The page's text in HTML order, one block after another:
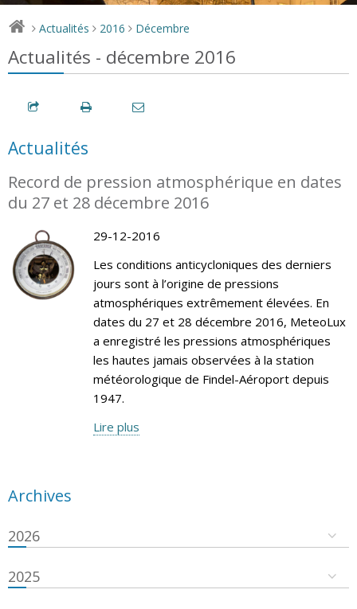
> Actualités > 2016 > Décembre
Actualités - décembre 2016
Actualités
Record de pression atmosphérique en dates
du 27 et 28 décembre 2016
29-12-2016
Les conditions anticycloniques des derniers
jours sont à l’origine de pressions
atmosphériques extrêmement élevées. En
dates du 27 et 28 décembre 2016, MeteoLux
a enregistré les pressions atmosphériques
les hautes jamais observées à la station
météorologique de Findel-Aéroport depuis
1947.
Lire plus
Archives
2026
2025